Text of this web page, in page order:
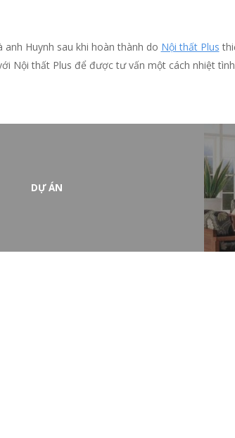
Huynh sau khi hoàn thành do Nội thất Plus
Nội thất Plus để được tư vấn một cách nhiệt
DỰ ÁN